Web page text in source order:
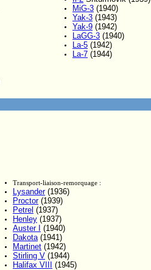
MiG-3 (1940)
Yak-3 (1943)
Yak-9 (1942)
LaGG-3 (1940)
La-5 (1942)
La-7 (1944)
Transport-liaison-remorquage :
Lysander(1936)
Proctor(1939)
Petrel (1937)
Henley (1937)
Auster I (1940)
Dakota (1941)
Martinet (1942)
Stirling V (1944)
Halifax VIII (1945)